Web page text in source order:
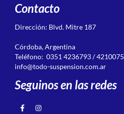
Contacto
Dirección: Blvd. Mitre 187
Córdoba, Argentina
Teléfono: 0351 4236793 / 4210075
info@todo-suspension.com.ar
Seguinos en las redes